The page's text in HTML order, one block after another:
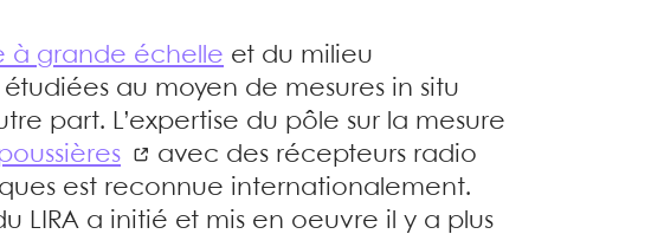
à grande échelle et du milieu
au moyen de mesures in situ
part. L’expertise du pôle sur la mesure
avec des récepteurs radio
est reconnue internationalement.
LIRA a initié et mis en oeuvre il y a plus